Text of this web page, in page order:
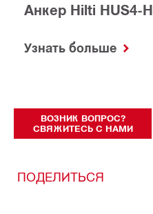
Анкер Hilti HUS4-H
Узнать больше
ВОЗНИК ВОПРОС?
СВЯЖИТЕСЬ С НАМИ
ПОДЕЛИТЬСЯ